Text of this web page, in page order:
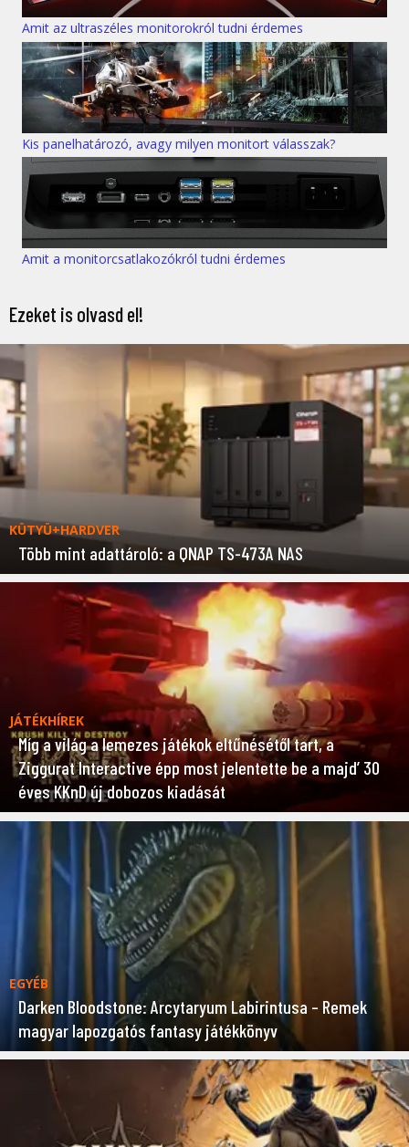
Amit az ultraszéles monitorokról tudni érdemes
Kis panelhatározó, avagy milyen monitort válasszak?
Amit a monitorcsatlakozókról tudni érdemes
Ezeket is olvasd el!
KÜTYÜ+HARDVER
Több mint adattároló: a QNAP TS-473A NAS
JÁTÉKHÍREK
Míg a világ a lemezes játékok eltűnésétől tart, a
Ziggurat Interactive épp most jelentette be a majd’ 30
éves KKnD új dobozos kiadását
EGYÉB
Darken Bloodstone: Arcytaryum Labirintusa – Remek
magyar lapozgatós fantasy játékkönyv